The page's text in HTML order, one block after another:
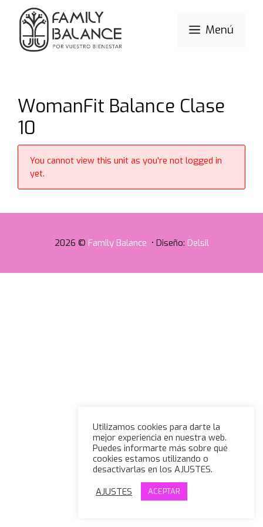
Saltar
contenido
Menú
WomanFit Balance Clase
10
You cannot view this unit as you're not logged in
yet.
2026 © Family Balance • Diseño: Delsil
Utilizamos cookies para darte la
mejor experiencia en nuestra web.
Puedes informarte más sobre qué
cookies estamos utilizando o
desactivarlas en los AJUSTES.
AJUSTES
ACEPTAR